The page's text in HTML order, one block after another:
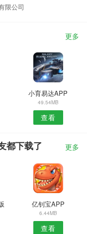
限公司
更多
小育易达APP
49.54MB
查看
都下载了 更多
亿钊宝APP
6.44MB
查看